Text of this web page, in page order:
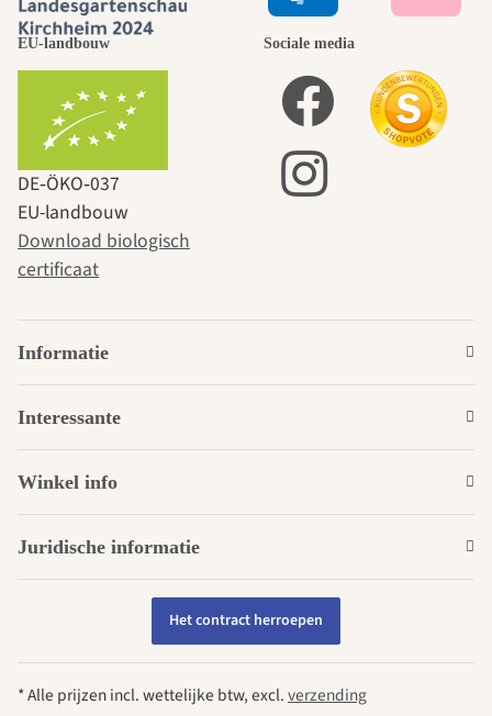
EU-landbouw
DE‑ÖKO‑037
EU-landbouw
Download biologisch
certificaat
Sociale media
Informatie
Interessante
Winkel info
Juridische informatie
Het contract herroepen
* Alle prijzen incl. wettelijke btw, excl.verzending